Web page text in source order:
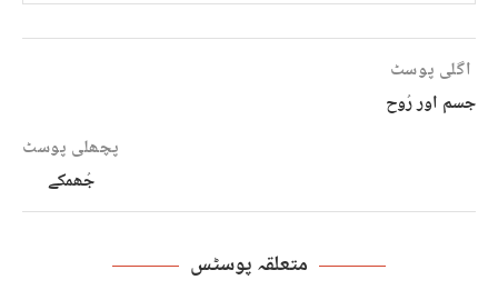
اگلی پوسٹ
جسم اور رُوح
پچھلی پوسٹ
جُھمکے
متعلقہ پوسٹس